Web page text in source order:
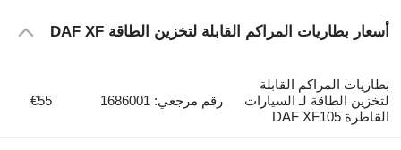
أسعار بطاريات المراكم القابلة لتخزين الطاقة DAF XF
بطاريات المراكم القابلة
لتخزين الطاقة لـ السيارات
القاطرة DAF XF105
رقم مرجعي: 1686001 €55